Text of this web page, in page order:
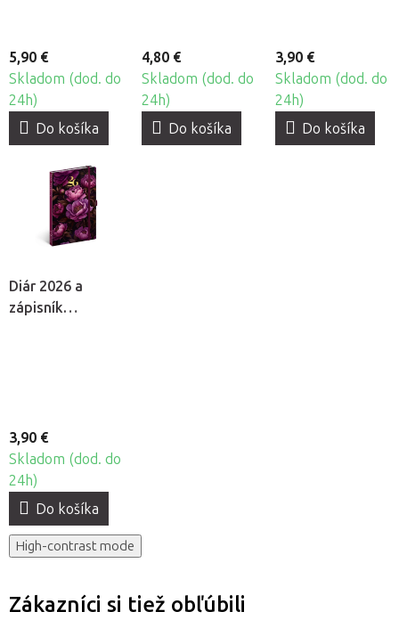
5,90 €
Skladom (dod. do
24h)
Do košíka
4,80 €
Skladom (dod. do
24h)
Do košíka
3,90 €
Skladom (dod. do
24h)
Do košíka
Diár 2026 a
zápisník
3,90 €
Skladom (dod. do
24h)
Do košíka
High-contrast mode
Zákazníci si tiež obľúbili